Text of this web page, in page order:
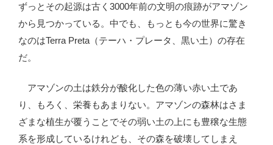
ずっとその起源は古く3000年前の文明の痕跡がアマゾン
から見つかっている。中でも、もっとも今の世界に驚き
なのはTerra Preta（テーハ・プレータ、黒い土）の存在
だ。
アマゾンの土は鉄分が酸化した色の薄い赤い土であ
り、もろく、栄養もあまりない。アマゾンの森林はさま
ざまな植生が覆うことでその弱い土の上にも豊穣な生態
系を形成しているけれども、その森を破壊してしまえ